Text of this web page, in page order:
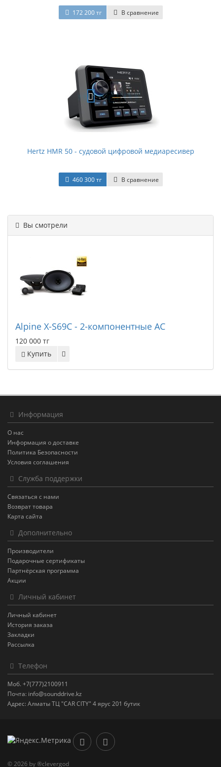
172 200 тг В сравнение
Hertz HMR 50 - судовой цифровой медиаресивер
460 300 тг В сравнение
Вы смотрели
Alpine X-S69C - 2-компонентные АС
120 000 тг
Купить
Информация
О нас
Информация о доставке
Политика Безопасности
Условия соглашения
Служба поддержки
Связаться с нами
Возврат товара
Карта сайта
Дополнительно
Производители
Подарочные сертификаты
Партнёрская программа
Акции
Личный кабинет
Личный кабинет
История заказа
Закладки
Рассылка
Телефон
Моб. +7(777)2100911
Почта: info@sounddrive.kz
Адрес: Алматы ТЦ "CAR CITY" 4 ярус 201 бутик
© 2026 by ®clevergod